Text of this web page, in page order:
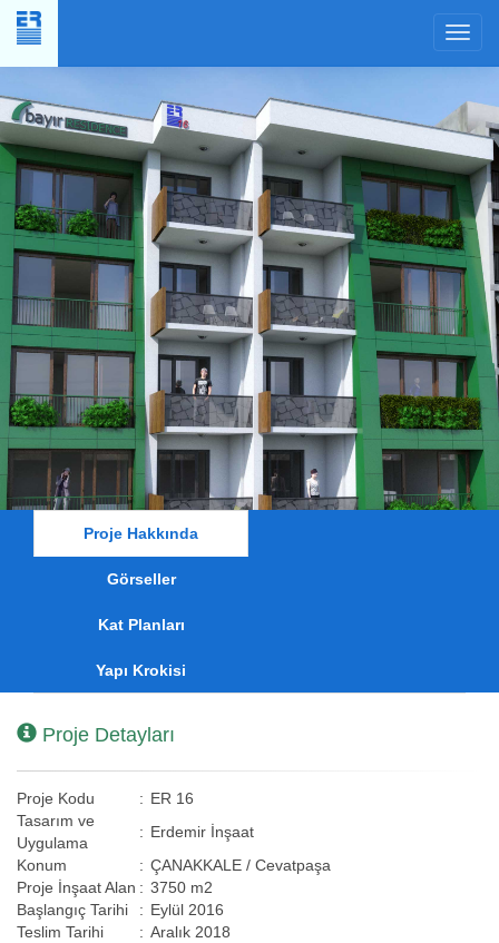
Proje Hakkında
Görseller
Kat Planları
Yapı Krokisi
Proje Detayları
Proje Kodu : ER 16
Tasarım ve
Uygulama
: Erdemir İnşaat
Konum
: ÇANAKKALE / Cevatpaşa
Proje İnşaat Alan : 3750 m2
Başlangıç Tarihi
: Eylül 2016
Teslim Tarihi
: Aralık 2018
Yer
Planı